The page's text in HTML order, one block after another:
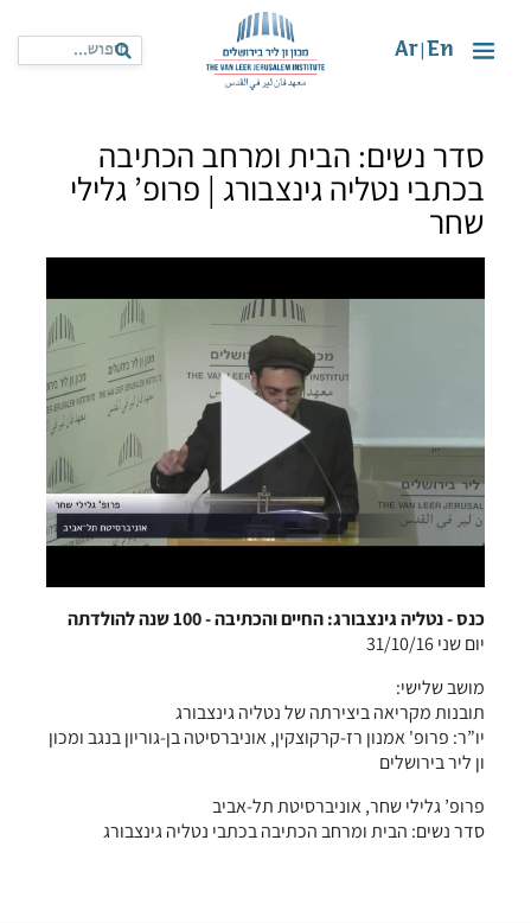
En
Ar
סדר נשים: הבית ומרחב הכתיבה
בכתבי נטליה גינצבורג | פרופ’ גלילי
שחר
כנס - נטליה גינצבורג: החיים והכתיבה - 100 שנה להולדתה
יום שני 31/10/16
מושב שלישי:
תובנות מקריאה ביצירתה של נטליה גינצבורג
יו”ר: פרופ' אמנון רז-קרקוצקין, אוניברסיטה בן-גוריון בנגב ומכון
ון ליר בירושלים
פרופ’ גלילי שחר, אוניברסיטת תל-אביב
סדר נשים: הבית ומרחב הכתיבה בכתבי נטליה גינצבורג